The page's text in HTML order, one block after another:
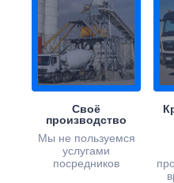
Своё
производство
Мы не пользуемся
услугами
посредников